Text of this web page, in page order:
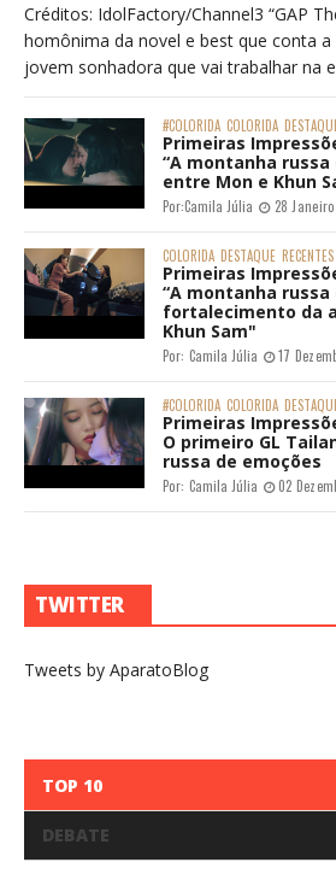
Créditos: IdolFactory/Channel3 “GAP
homônima da novel e best que conta
jovem sonhadora que vai trabalhar na
#COLORIDA COLORIDA
Primeiras
“A montanha
entre Mon e Khun
Por:Camila Júlia 28
COLORIDA DESTAQUE RECENTES
Primeiras
“A montanha
fortalecimento da
Khun Sam"
Por: Camila Júlia 17
#COLORIDA COLORIDA
Primeiras
O primeiro GL
russa de emoções
Por: Camila Júlia 02
TWITTER
Tweets by AparatoBlog
TOP 10
DEBATE